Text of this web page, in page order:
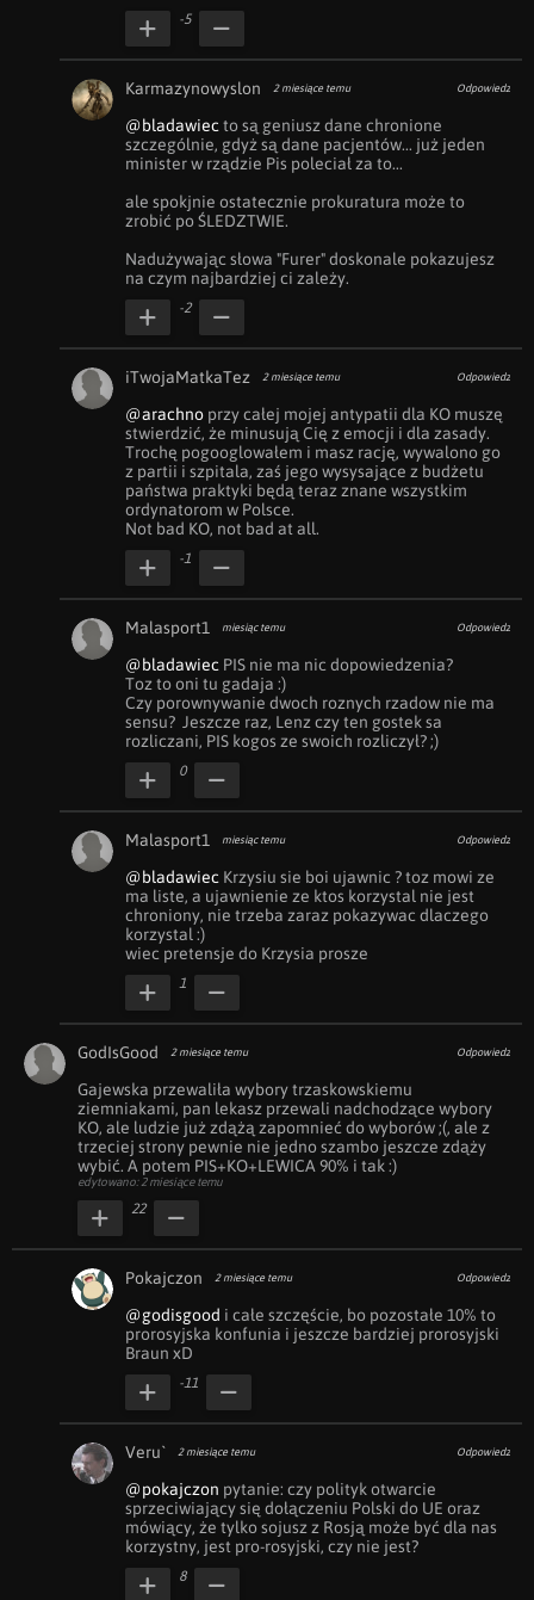
-5
Karmazynowyslon 2 miesiące temu Odpowiedz
@bladawiec to są geniusz dane chronione
szczególnie, gdyż są dane pacjentów... już jeden
minister w rządzie Pis poleciał za to...
ale spokjnie ostatecznie prokuratura może to
zrobić po ŚLEDZTWIE.
Nadużywając słowa "Furer" doskonale pokazujesz
na czym najbardziej ci zależy.
-2
iTwojaMatkaTez 2 miesiące temu Odpowiedz
@arachno przy całej mojej antypatii dla KO muszę
stwierdzić, że minusują Cię z emocji i dla zasady.
Trochę pogooglowałem i masz rację, wywalono go
z partii i szpitala, zaś jego wysysające z budżetu
państwa praktyki będą teraz znane wszystkim
ordynatorom w Polsce.
Not bad KO, not bad at all.
-1
Malasport1 miesiąc temu Odpowiedz
@bladawiec PIS nie ma nic dopowiedzenia?
Toz to oni tu gadaja :)
Czy porownywanie dwoch roznych rzadow nie ma
sensu?  Jeszcze raz, Lenz czy ten gostek sa
rozliczani, PIS kogos ze swoich rozliczył? ;)
0
Malasport1 miesiąc temu Odpowiedz
@bladawiec Krzysiu sie boi ujawnic ? toz mowi ze
ma liste, a ujawnienie ze ktos korzystal nie jest
chroniony, nie trzeba zaraz pokazywac dlaczego
korzystal :)
wiec pretensje do Krzysia prosze
1
GodIsGood 2 miesiące temu Odpowiedz
Gajewska przewaliła wybory trzaskowskiemu
ziemniakami, pan lekasz przewali nadchodzące wybory
KO, ale ludzie już zdążą zapomnieć do wyborów ;(, ale z
trzeciej strony pewnie nie jedno szambo jeszcze zdąży
wybić. A potem PIS+KO+LEWICA 90% i tak :)
edytowano: 2 miesiące temu
22
Pokajczon 2 miesiące temu Odpowiedz
@godisgood i całe szczęście, bo pozostałe 10% to
prorosyjska konfunia i jeszcze bardziej prorosyjski
Braun xD
-11
Veru` 2 miesiące temu Odpowiedz
@pokajczon pytanie: czy polityk otwarcie
sprzeciwiający się dołączeniu Polski do UE oraz
mówiący, że tylko sojusz z Rosją może być dla nas
korzystny, jest pro-rosyjski, czy nie jest?
8